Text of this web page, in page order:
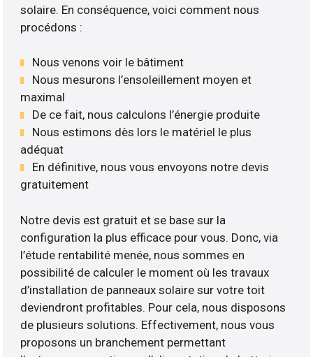
solaire. En conséquence, voici comment nous
procédons :
Nous venons voir le bâtiment
Nous mesurons l’ensoleillement moyen et
maximal
De ce fait, nous calculons l’énergie produite
Nous estimons dès lors le matériel le plus
adéquat
En définitive, nous vous envoyons notre devis
gratuitement
Notre devis est gratuit et se base sur la
configuration la plus efficace pour vous. Donc, via
l’étude rentabilité menée, nous sommes en
possibilité de calculer le moment où les travaux
d’installation de panneaux solaire sur votre toit
deviendront profitables. Pour cela, nous disposons
de plusieurs solutions. Effectivement, nous vous
proposons un branchement permettant